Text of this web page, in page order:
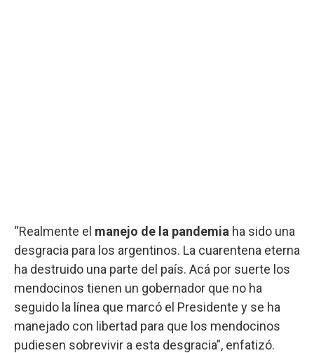
“Realmente el manejo de la pandemia ha sido una
desgracia para los argentinos. La cuarentena eterna
ha destruido una parte del país. Acá por suerte los
mendocinos tienen un gobernador que no ha
seguido la línea que marcó el Presidente y se ha
manejado con libertad para que los mendocinos
pudiesen sobrevivir a esta desgracia”, enfatizó.